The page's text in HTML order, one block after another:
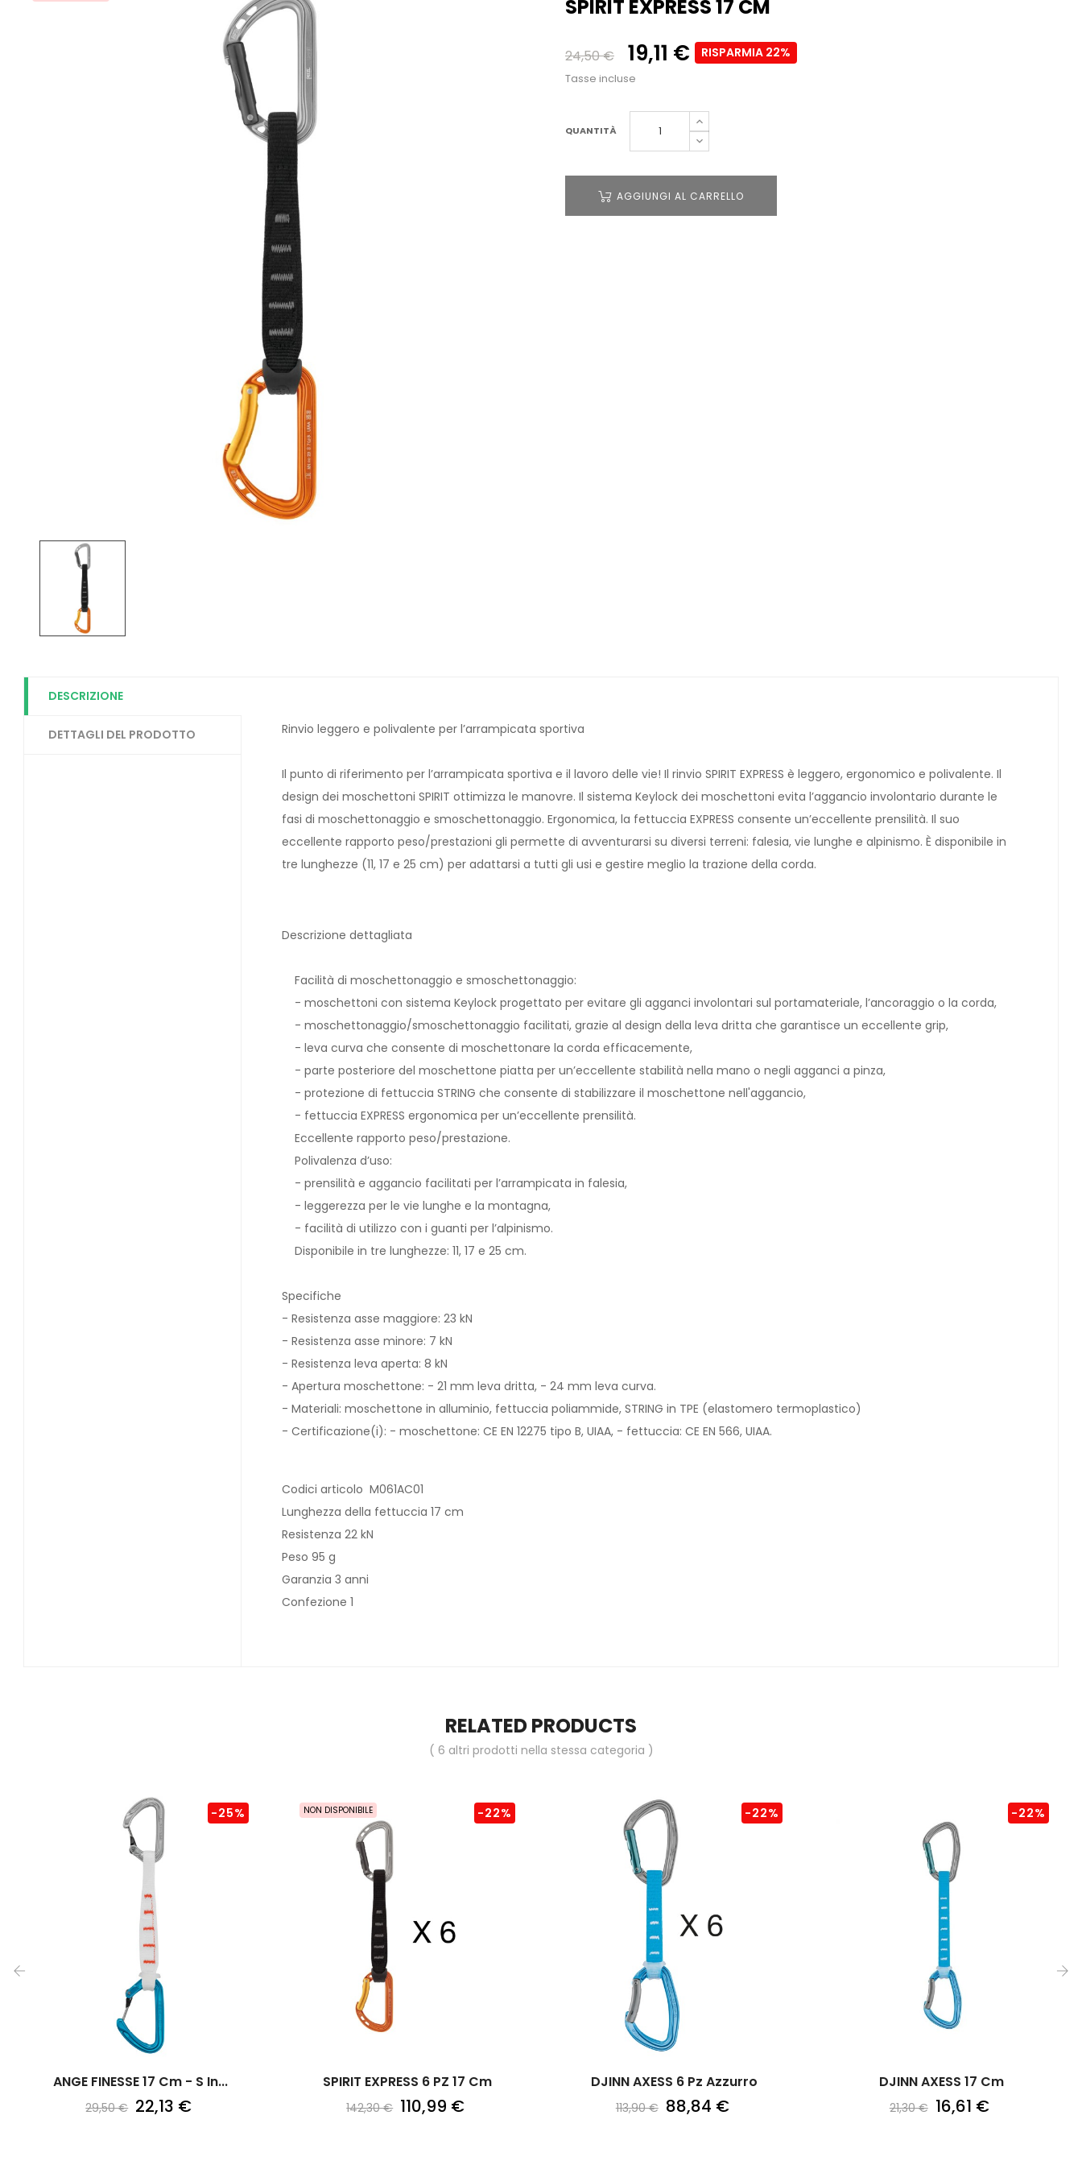
SPIRIT EXPRESS 17 CM
24,50 € 19,11 € RISPARMIA 22%
Tasse incluse
QUANTITÀ
AGGIUNGI AL CARRELLO
DESCRIZIONE
DETTAGLI DEL PRODOTTO Rinvio leggero e polivalente per l’arrampicata sportiva
Il punto di riferimento per l’arrampicata sportiva e il lavoro delle vie! Il rinvio SPIRIT EXPRESS è leggero, ergonomico e polivalente. Il
design dei moschettoni SPIRIT ottimizza le manovre. Il sistema Keylock dei moschettoni evita l’aggancio involontario durante le
fasi di moschettonaggio e smoschettonaggio. Ergonomica, la fettuccia EXPRESS consente un’eccellente prensilità. Il suo
eccellente rapporto peso/prestazioni gli permette di avventurarsi su diversi terreni: falesia, vie lunghe e alpinismo. È disponibile in
tre lunghezze (11, 17 e 25 cm) per adattarsi a tutti gli usi e gestire meglio la trazione della corda.
Descrizione dettagliata
Facilità di moschettonaggio e smoschettonaggio:
- moschettoni con sistema Keylock progettato per evitare gli agganci involontari sul portamateriale, l’ancoraggio o la corda,
- moschettonaggio/smoschettonaggio facilitati, grazie al design della leva dritta che garantisce un eccellente grip,
- leva curva che consente di moschettonare la corda efficacemente,
- parte posteriore del moschettone piatta per un’eccellente stabilità nella mano o negli agganci a pinza,
- protezione di fettuccia STRING che consente di stabilizzare il moschettone nell'aggancio,
- fettuccia EXPRESS ergonomica per un’eccellente prensilità.
Eccellente rapporto peso/prestazione.
Polivalenza d’uso:
- prensilità e aggancio facilitati per l’arrampicata in falesia,
- leggerezza per le vie lunghe e la montagna,
- facilità di utilizzo con i guanti per l’alpinismo.
Disponibile in tre lunghezze: 11, 17 e 25 cm.
Specifiche
- Resistenza asse maggiore: 23 kN
- Resistenza asse minore: 7 kN
- Resistenza leva aperta: 8 kN
- Apertura moschettone: - 21 mm leva dritta, - 24 mm leva curva.
- Materiali: moschettone in alluminio, fettuccia poliammide, STRING in TPE (elastomero termoplastico)
- Certificazione(i): - moschettone: CE EN 12275 tipo B, UIAA, - fettuccia: CE EN 566, UIAA.
Codici articolo M061AC01
Lunghezza della fettuccia 17 cm
Resistenza 22 kN
Peso 95 g
Garanzia 3 anni
Confezione 1
RELATED PRODUCTS
( 6 altri prodotti nella stessa categoria )
ANGE FINESSE 17 Cm - S In...
29,50 €
-25%
22,13 €
NON DISPONIBILE
SPIRIT EXPRESS 6 PZ 17 Cm
142,30 €
-22%
110,99 €
DJINN AXESS 6 Pz Azzurro
113,90 €
-22%
88,84 €
DJINN AXESS 17 Cm
21,30 €
-22%
16,61 €